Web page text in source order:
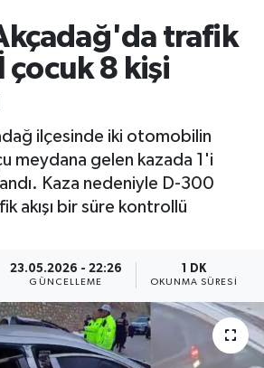
trafik
çocuk 8 kişi
ilçesinde iki otomobilin
meydana gelen kazada 1'i
Kaza nedeniyle D-300
akışı bir süre kontrollü
23.05.2026 - 22:26
GÜNCELLEME
1 DK
OKUNMA SÜRESI